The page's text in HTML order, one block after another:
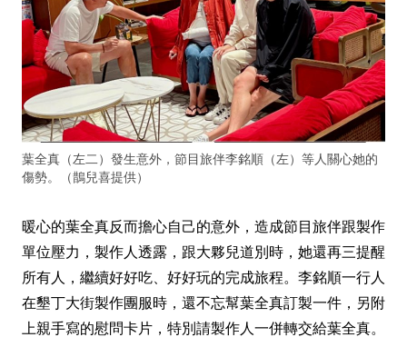
葉全真（左二）發生意外，節目旅伴李銘順（左）等人關心她的
傷勢。（鵲兒喜提供）
暖心的葉全真反而擔心自己的意外，造成節目旅伴跟製作
單位壓力，製作人透露，跟大夥兒道別時，她還再三提醒
所有人，繼續好好吃、好好玩的完成旅程。李銘順一行人
在墾丁大街製作團服時，還不忘幫葉全真訂製一件，另附
上親手寫的慰問卡片，特別請製作人一併轉交給葉全真。